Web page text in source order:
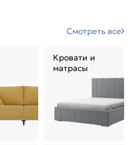
Смотреть все
Кровати и
матрасы